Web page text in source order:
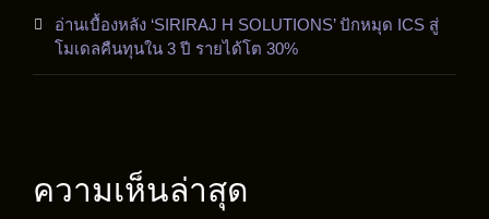
อ่านเบื้องหลัง ‘SIRIRAJ H SOLUTIONS’ ปักหมุด ICS สู่
โมเดลคืนทุนใน 3 ปี รายได้โต 30%
ความเห็นล่าสุด